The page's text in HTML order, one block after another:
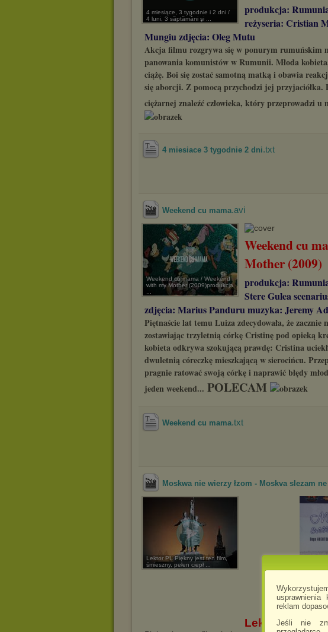
usprawnienia
reklam
Jeśli nie
4 miesiące, 3 tygodnie i 2 dni /
4 luni, 3 săptămâni şi ...
produkcja:
reżyseria: Cristian
Mungiu zdjęcia: Oleg Mutu
Akcja filmu rozgrywa się w ponurym rumuńskim
panowania komunistów w Rumunii. Młoda
ciążę. Boi się zostać samotną matką i obawia
się aborcji. Z pomocą przychodzi jej przyjaciółka.
ciężarnej znaleźć człowieka, który przeprowadzi u
4 miesiace 3 tygodnie 2 dni.txt
Weekend cu mama.avi
Weekend cu mama / Weekend
with my Mother (2009)produkcja
Weekend cu
Mother (2009)
produkcja:
Stere Gulea
zdjęcia: Marius Panduru muzyka: Jeremy
Piętnaście lat temu Luiza zdecydowała, że zacznie
zostawiając trzyletnią córkę Cristinę pod opieką
kobieta odkrywa szokującą prawdę: Cristina
dwuletnią córeczkę mieszkającą w sierocińcu.
pragnie ratować swoją córkę i naprawić błędy
jeden weekend... POLECAM
Weekend cu mama.txt
Moskwa nie wierzy łzom - Moskva slezam
Lektor PL Piękny jest ten film,
śmieszny, pełen ciepł ...
Lektor PL